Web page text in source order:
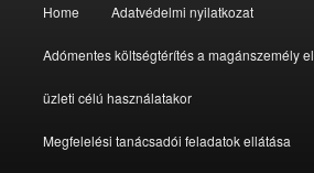
Skip
to
primary
content
Skip
to
secondary
content
Home Adatvédelmi nyilatkozat
Adómentes költségtérítés a magánszemély
üzleti célú használatakor
Megfelelési tanácsadói feladatok ellátása